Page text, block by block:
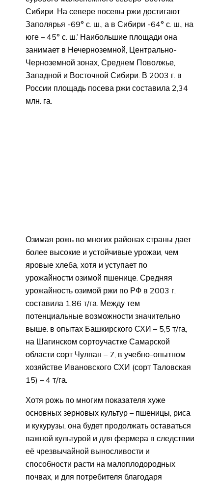
Сибири. На севере посевы ржи достигают
Заполярья -69° с. ш., а в Сибири -64° с. ш., на
юге – 45° с. ш.’ Наибольшие площади она
занимает в Нечерноземной, Центрально-
Черноземной зонах, Среднем Поволжье,
Западной и Восточной Сибири. В 2003 г. в
России площадь посева ржи составила 2,34
млн. га.
Озимая рожь во многих районах страны дает
более высокие и устойчивые урожаи, чем
яровые хлеба, хотя и уступает по
урожайности озимой пшенице. Средняя
урожайность озимой ржи по РФ в 2003 г.
составила 1,86 т/га. Между тем
потенциальные возможности значительно
выше: в опытах Башкирского СХИ – 5,5 т/га,
на Шагинском сортоучастке Самарской
области сорт Чулпан – 7, в учебно-опытном
хозяйстве Ивановского СХИ (сорт Таловская
15) – 4 т/га.
Хотя рожь по многим показателя хуже
основных зерновых культур – пшеницы, риса
и кукурузы, она будет продолжать оставаться
важной культурой и для фермера в следствии
её чрезвычайной выносливости и
способности расти на малоплодородных
почвах, и для потребителя благодаря